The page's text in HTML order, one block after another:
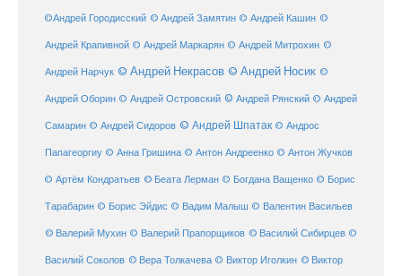
©Андрей Городисский © Андрей Замятин © Андрей Кашин ©
Андрей Крапивной © Андрей Маркарян © Андрей Митрохин ©
Андрей Нарчук © Андрей Некрасов © Андрей Носик ©
Андрей Оборин © Андрей Островский © Андрей Рянский © Андрей
Самарин © Андрей Сидоров © Андрей Шпатак © Андрос
Папагеоргиу © Анна Гришина © Антон Андреенко © Антон Жучков
© Артём Кондратьев © Беата Лерман © Богдана Ващенко © Борис
Тарабарин © Борис Эйдис © Вадим Малыш © Валентин Васильев
© Валерий Мухин © Валерий Прапорщиков © Василий Сибирцев ©
Василий Соколов © Вера Толкачева © Виктор Иголкин © Виктор